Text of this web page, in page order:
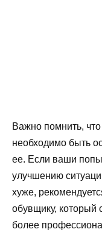
Важно помнить,
необходимо быть
ее. Если ваши
улучшению
хуже,
обувщику, который
более